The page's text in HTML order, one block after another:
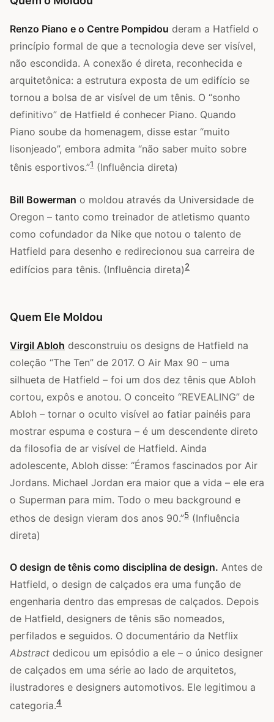
Renzo Piano e o Centre Pompidou deram a Hatfield o
princípio formal de que a tecnologia deve ser visível,
não escondida. A conexão é direta, reconhecida e
arquitetônica: a estrutura exposta de um edifício se
tornou a bolsa de ar visível de um tênis. O “sonho
definitivo” de Hatfield é conhecer Piano. Quando
Piano soube da homenagem, disse estar “muito
lisonjeado”, embora admita “não saber muito sobre
tênis esportivos.”1 (Influência direta)
Bill Bowerman o moldou através da Universidade de
Oregon – tanto como treinador de atletismo quanto
como cofundador da Nike que notou o talento de
Hatfield para desenho e redirecionou sua carreira de
edifícios para tênis. (Influência direta)2
Quem Ele Moldou
Virgil Abloh desconstruiu os designs de Hatfield na
coleção “The Ten” de 2017. O Air Max 90 – uma
silhueta de Hatfield – foi um dos dez tênis que Abloh
cortou, expôs e anotou. O conceito “REVEALING” de
Abloh – tornar o oculto visível ao fatiar painéis para
mostrar espuma e costura – é um descendente direto
da filosofia de ar visível de Hatfield. Ainda
adolescente, Abloh disse: “Éramos fascinados por Air
Jordans. Michael Jordan era maior que a vida – ele era
o Superman para mim. Todo o meu background e
ethos de design vieram dos anos 90.”5 (Influência
direta)
O design de tênis como disciplina de design. Antes de
Hatfield, o design de calçados era uma função de
engenharia dentro das empresas de calçados. Depois
de Hatfield, designers de tênis são nomeados,
perfilados e seguidos. O documentário da Netflix
Abstract dedicou um episódio a ele – o único designer
de calçados em uma série ao lado de arquitetos,
ilustradores e designers automotivos. Ele legitimou a
categoria.4